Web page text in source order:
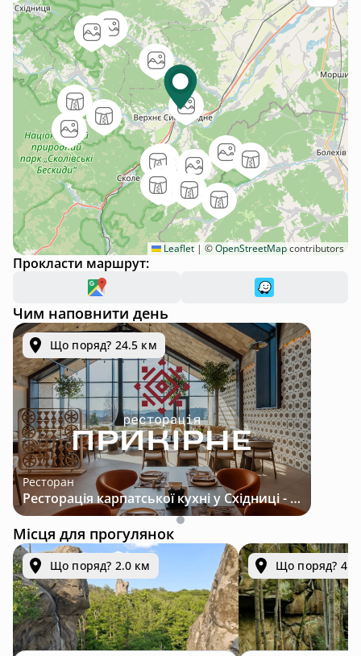
Leaflet | ©OpenStreetMapcontributors
Прокласти маршрут:
Чим наповнити день
Що поряд? 24.5 км
Ресторан
Ресторація карпатської кухні у Східниці - місце з характером і традиціями
Місця для прогулянок
Що поряд? 2.0 км Що поряд? 4.7